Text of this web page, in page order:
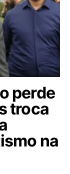
perde
troca
na